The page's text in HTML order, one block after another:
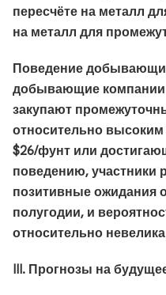
пересчёте на металл
на металл для
Поведение
добывающие компании
закупают
относительно
$26/фунт или
поведению,
позитивные ожидания
полугодии, и
относительно
III. Прогнозы на